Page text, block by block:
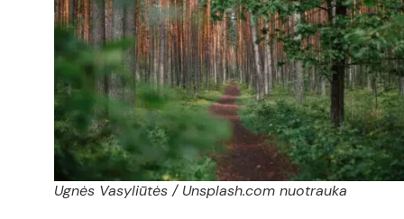
Ugnės Vasyliūtės / Unsplash.com nuotrauka